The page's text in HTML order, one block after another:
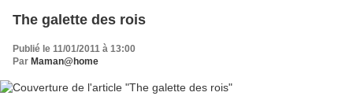
The galette des rois
Publié le 11/01/2011 à 13:00
Par Maman@home